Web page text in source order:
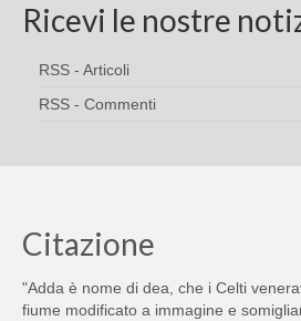
Ricevi le nostre
RSS - Articoli
RSS - Commenti
Citazione
"Adda è nome di dea, che i Celti
fiume modificato a immagine e